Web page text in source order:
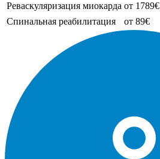
Реваскуляризация миокарда от 1789€
Спинальная реабилитация
от 89€